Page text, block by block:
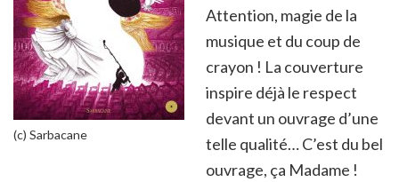
(c) Sarbacane
Attention, magie de la
musique et du coup de
crayon ! La couverture
inspire déjà le respect
devant un ouvrage d’une
telle qualité… C’est du bel
ouvrage, ça Madame !